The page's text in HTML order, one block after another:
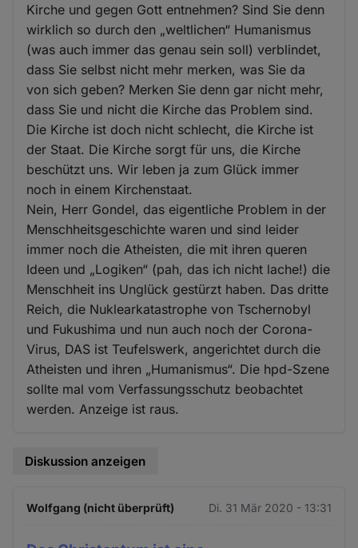
Kirche und gegen Gott entnehmen? Sind Sie denn
wirklich so durch den „weltlichen“ Humanismus
(was auch immer das genau sein soll) verblindet,
dass Sie selbst nicht mehr merken, was Sie da
von sich geben? Merken Sie denn gar nicht mehr,
dass Sie und nicht die Kirche das Problem sind.
Die Kirche ist doch nicht schlecht, die Kirche ist
der Staat. Die Kirche sorgt für uns, die Kirche
beschützt uns. Wir leben ja zum Glück immer
noch in einem Kirchenstaat.
Nein, Herr Gondel, das eigentliche Problem in der
Menschheitsgeschichte waren und sind leider
immer noch die Atheisten, die mit ihren queren
Ideen und „Logiken“ (pah, das ich nicht lache!) die
Menschheit ins Unglück gestürzt haben. Das dritte
Reich, die Nuklearkatastrophe von Tschernobyl
und Fukushima und nun auch noch der Corona-
Virus, DAS ist Teufelswerk, angerichtet durch die
Atheisten und ihren „Humanismus“. Die hpd-Szene
sollte mal vom Verfassungsschutz beobachtet
werden. Anzeige ist raus.
Diskussion anzeigen
Wolfgang (nicht überprüft) Di. 31 Mär 2020 - 13:31